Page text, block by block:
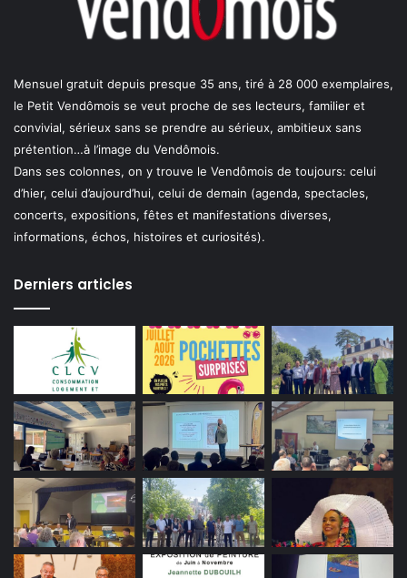
Mensuel gratuit depuis presque 35 ans, tiré à 28 000 exemplaires,
le Petit Vendômois se veut proche de ses lecteurs, familier et
convivial, sérieux sans se prendre au sérieux, ambitieux sans
prétention…à l’image du Vendômois.
Dans ses colonnes, on y trouve le Vendômois de toujours: celui
d’hier, celui d’aujourd’hui, celui de demain (agenda, spectacles,
concerts, expositions, fêtes et manifestations diverses,
informations, échos, histoires et curiosités).
Derniers articles